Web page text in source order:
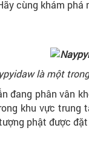
cùng khám phá
là một
đang phân vân
khu vực
phật được